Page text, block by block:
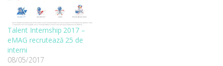
Talent Internship 2017 –
eMAG recrutează 25 de
interni
08/05/2017